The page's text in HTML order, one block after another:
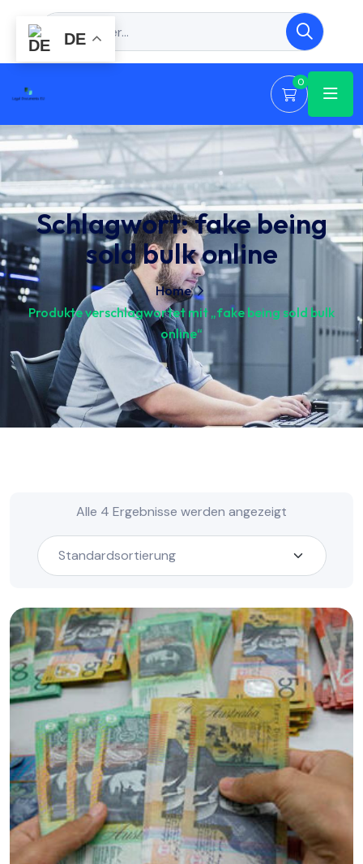
0
Schlagwort:fake being
sold bulk online
Home
Produkte verschlagwortet mit „fake being sold bulk
online“
Alle 4 Ergebnisse werden angezeigt
DE